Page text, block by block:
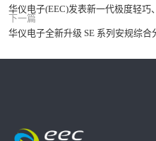
华仪电子(EEC)发表新一代极度轻巧
下一篇
华仪电子全新升级 SE 系列安规综合